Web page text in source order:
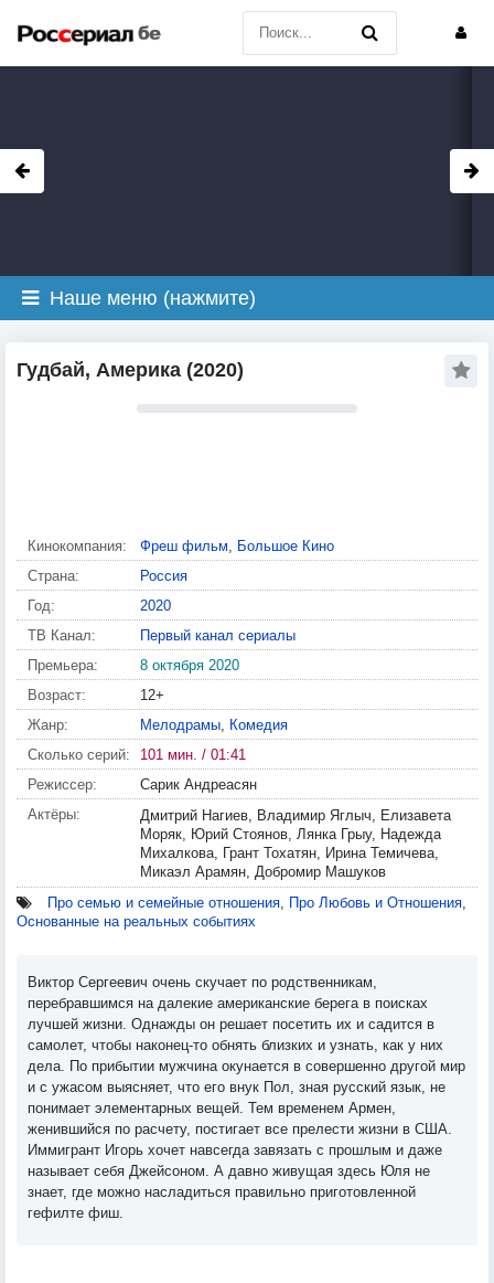
Наше меню (нажмите)
Гудбай, Америка (2020)
Кинокомпания: Фреш фильм, Большое Кино
Страна:
Россия
Год:
2020
ТВ Канал:
Первый канал сериалы
Премьера:
8 октября 2020
Возраст:
12+
Жанр:
Мелодрамы, Комедия
Сколько серий:
101 мин. / 01:41
Режиссер:
Сарик Андреасян
Актёры:
Дмитрий Нагиев, Владимир Яглыч, Елизавета
Моряк, Юрий Стоянов, Лянка Грыу, Надежда
Михалкова, Грант Тохатян, Ирина Темичева,
Микаэл Арамян, Добромир Машуков
Про семью и семейные отношения, Про Любовь и Отношения,
Основанные на реальных событиях
Виктор Сергеевич очень скучает по родственникам,
перебравшимся на далекие американские берега в поисках
лучшей жизни. Однажды он решает посетить их и садится в
самолет, чтобы наконец-то обнять близких и узнать, как у них
дела. По прибытии мужчина окунается в совершенно другой мир
и с ужасом выясняет, что его внук Пол, зная русский язык, не
понимает элементарных вещей. Тем временем Армен,
женившийся по расчету, постигает все прелести жизни в США.
Иммигрант Игорь хочет навсегда завязать с прошлым и даже
называет себя Джейсоном. А давно живущая здесь Юля не
знает, где можно насладиться правильно приготовленной
гефилте фиш.